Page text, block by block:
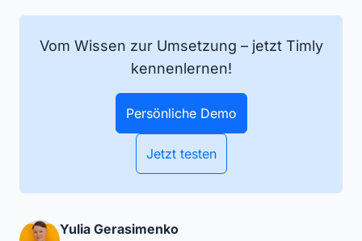
Vom Wissen zur Umsetzung – jetzt Timly
kennenlernen!
Persönliche Demo
Jetzt testen
Yulia Gerasimenko